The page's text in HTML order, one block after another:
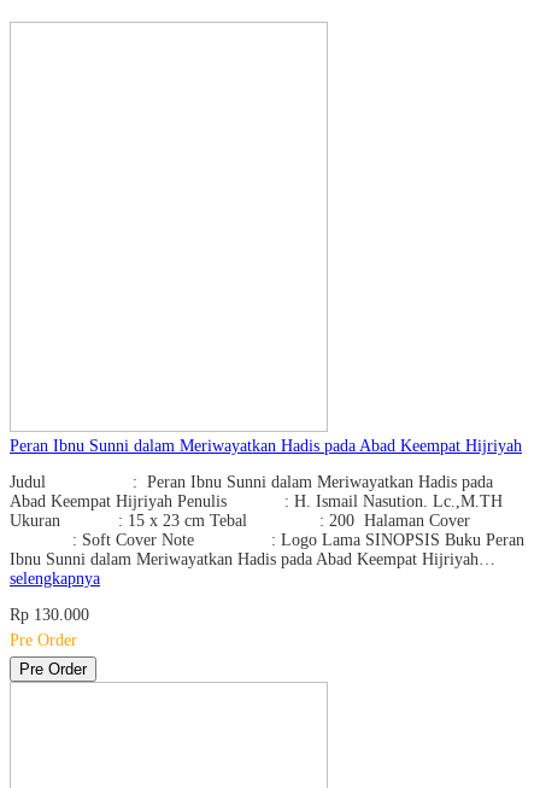
Peran Ibnu Sunni dalam Meriwayatkan Hadis pada Abad Keempat Hijriyah
Judul : Peran Ibnu Sunni dalam Meriwayatkan Hadis pada
Abad Keempat Hijriyah Penulis : H. Ismail Nasution. Lc.,M.TH
Ukuran : 15 x 23 cm Tebal : 200 Halaman Cover
: Soft Cover Note : Logo Lama SINOPSIS Buku Peran
Ibnu Sunni dalam Meriwayatkan Hadis pada Abad Keempat Hijriyah…
selengkapnya
Rp 130.000
Pre Order
Pre Order